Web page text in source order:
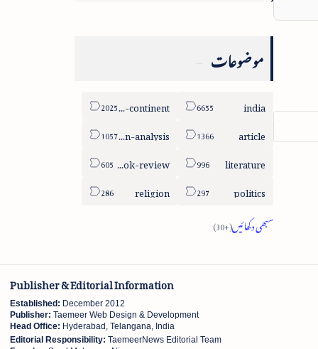
موضوعات
india
sub-continent
article
column-analysis
literature
book-review
politics
religion
Publisher & Editorial Information
Established: December 2012
Publisher: Taemeer Web Design & Development
Head Office: Hyderabad, Telangana, India
Editorial Responsibility: TaemeerNews Editorial Team